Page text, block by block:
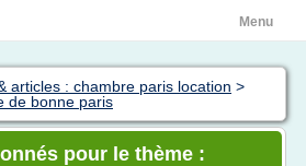
Menu
articles : chambre paris location >
de bonne paris
pour le thème :